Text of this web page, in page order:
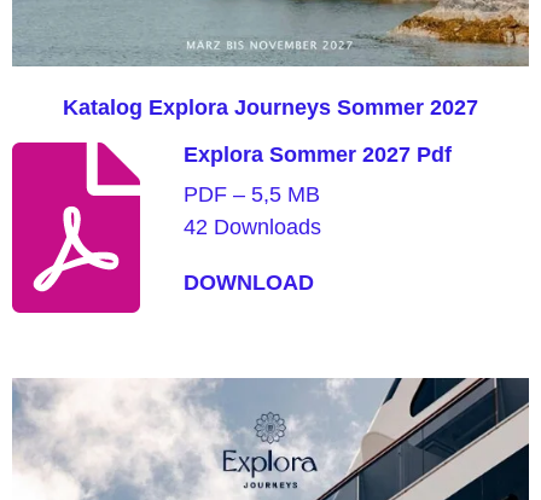
Katalog Explora Journeys Sommer 2027
Explora Sommer 2027 Pdf
PDF – 5,5 MB
42 Downloads
DOWNLOAD